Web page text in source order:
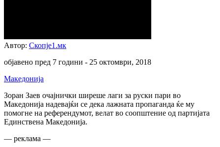
Автор: Скопје1.мк
објавено пред 7 години - 25 октомври, 2018
Македонија
Зоран Заев очајнички ширеше лаги за руски пари во
Македонија надевајќи се дека лажната пропаганда ќе му
помогне на референдумот, велат во соопштение од партијата
Единствена Македонија.
— реклама —